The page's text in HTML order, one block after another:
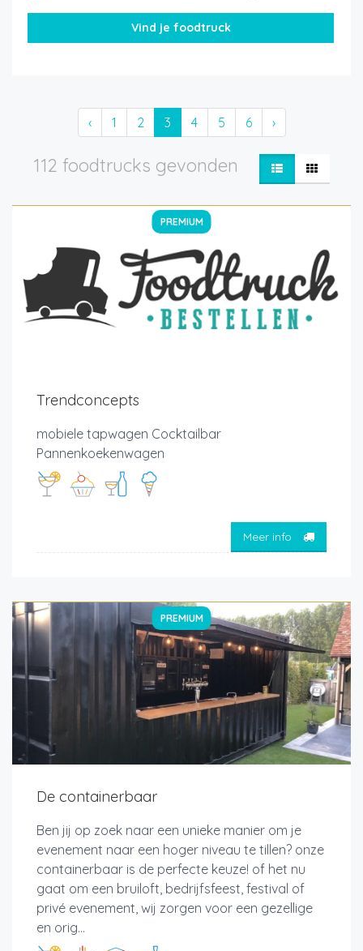
‹ 1 2 3 4 5 6 ›
112 foodtrucks gevonden
PREMIUM
Trendconcepts
mobiele tapwagen Cocktailbar
Pannenkoekenwagen
Meer info
PREMIUM
De containerbaar
Ben jij op zoek naar een unieke manier om je
evenement naar een hoger niveau te tillen? onze
containerbaar is de perfecte keuze! of het nu
gaat om een bruiloft, bedrijfsfeest, festival of
privé evenement, wij zorgen voor een gezellige
en orig...